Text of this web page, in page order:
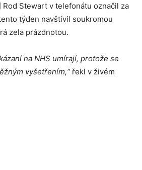
Rod Stewart v telefonátu označil za
týden navštívil soukromou
zela prázdnotou.
na NHS umírají, protože se
vyšetřením,“ řekl v živém